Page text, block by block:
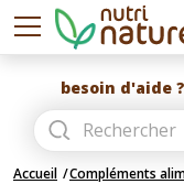
besoin d'aide ?
Accueil Compléments